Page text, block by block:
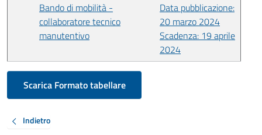
Bando di mobilità -
collaboratore tecnico
manutentivo
Data pubblicazione:
20 marzo 2024
Scadenza: 19 aprile
2024
Scarica Formato tabellare
Indietro